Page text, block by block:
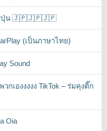
าญี่ปุ่น 🇯🇵🇯🇵🇯🇵
(เป็นภาษาไทย)
Sound
กเองงงงง TikTok – ร่มคุงติ๊ก
Oia